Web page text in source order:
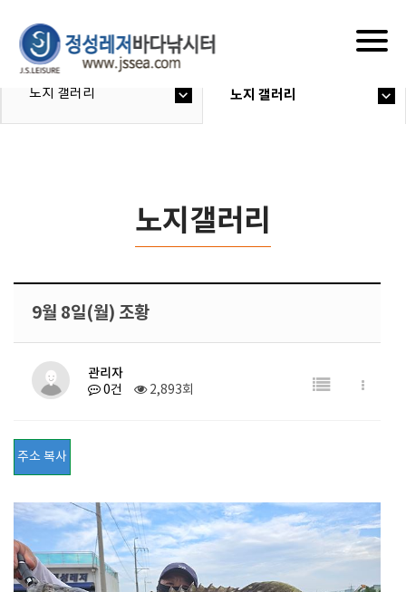
노지 갤러리 노지 갤러리
노지갤러리
9월 8일(월) 조황
관리자
0건 2,893회
주소 복사